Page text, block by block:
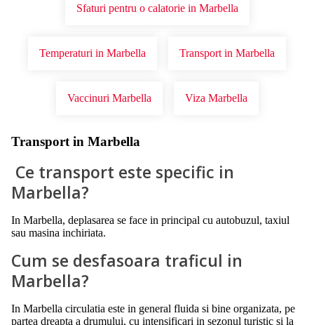
Sfaturi pentru o calatorie in Marbella
Temperaturi in Marbella Transport in Marbella
Vaccinuri Marbella Viza Marbella
Transport in Marbella
Ce transport este specific in
Marbella?
In Marbella, deplasarea se face in principal cu autobuzul, taxiul
sau masina inchiriata.
Cum se desfasoara traficul in
Marbella?
In Marbella circulatia este in general fluida si bine organizata, pe
partea dreapta a drumului, cu intensificari in sezonul turistic si la